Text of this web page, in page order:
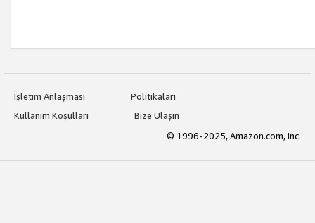
İşletim Anlaşması
Politikaları
Kullanım Koşulları
Bize Ulaşın
© 1996-2025, Amazon.com, Inc.